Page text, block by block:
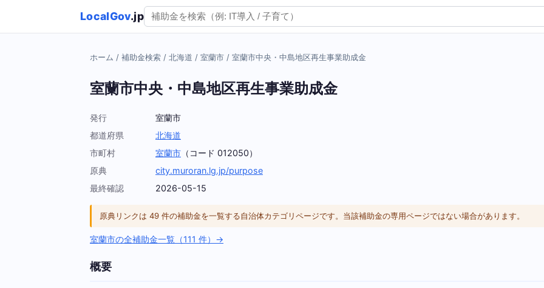
LocalGov.jp
ホーム / 補助金検索 / 北海道 / 室蘭市 / 室蘭市中央・中島地区再生事業助成金
室蘭市中央・中島地区再生事業助成金
発行
室蘭市
都道府県
北海道
市町村
室蘭市 （コード 012050）
原典
city.muroran.lg.jp/purpose
最終確認
2026-05-15
原典リンクは 49 件の補助金を一覧する自治体カテゴリページです。当該補助金の専用ページではない場合があります。
室蘭市の全補助金一覧（111 件）→
概要